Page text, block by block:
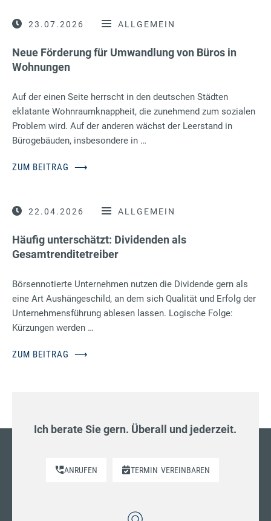
23.07.2026 ALLGEMEIN
Neue Förderung für Umwandlung von Büros in
Wohnungen
Auf der einen Seite herrscht in den deutschen Städten
eklatante Wohnraumknappheit, die zunehmend zum sozialen
Problem wird. Auf der anderen wächst der Leerstand in
Bürogebäuden, insbesondere in …
ZUM BEITRAG ⟶
22.04.2026 ALLGEMEIN
Häufig unterschätzt: Dividenden als
Gesamtrenditetreiber
Börsennotierte Unternehmen nutzen die Dividende gern als
eine Art Aushängeschild, an dem sich Qualität und Erfolg der
Unternehmensführung ablesen lassen. Logische Folge:
Kürzungen werden …
ZUM BEITRAG ⟶
Ich berate Sie gern. Überall und jederzeit.
ANRUFEN TERMIN VEREINBAREN